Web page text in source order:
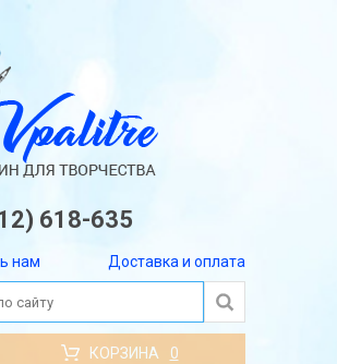
618-635
нам Доставка и оплата
КОРЗИНА 0